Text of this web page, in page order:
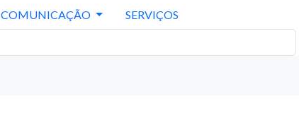
COMUNICAÇÃO SERVIÇOS